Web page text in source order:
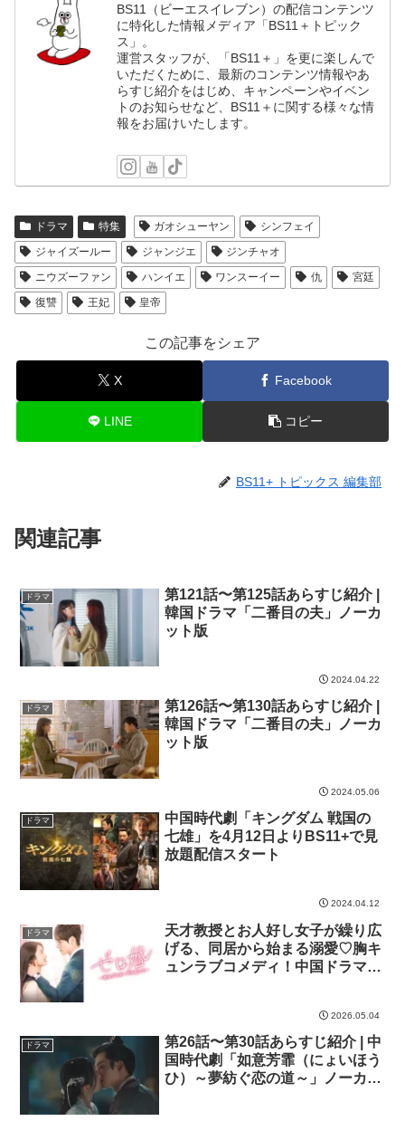
BS11（ビーエスイレブン）の配信コンテンツ
に特化した情報メディア「BS11＋トピック
ス」。
運営スタッフが、「BS11＋」を更に楽しんで
いただくために、最新のコンテンツ情報やあ
らすじ紹介をはじめ、キャンペーンやイベン
トのお知らせなど、BS11＋に関する様々な情
報をお届けいたします。
ドラマ 特集 ガオシューヤン
シンフェイ
ジャイズールー
ジャンジエ
ジンチャオ
ニウズーファン
ハンイエ ワンスーイー 仇
宮廷
復讐
王妃 皇帝
この記事をシェア
X Facebook
LINE コピー
BS11+ トピックス 編集部
関連記事
ドラマ
第121話〜第125話あらすじ紹介 |
韓国ドラマ「二番目の夫」ノーカ
ット版
2024.04.22
ドラマ
第126話〜第130話あらすじ紹介 |
韓国ドラマ「二番目の夫」ノーカ
ット版
2024.05.06
ドラマ
中国時代劇「キングダム 戦国の
七雄」を4月12日よりBS11+で見
放題配信スタート
2024.04.12
ドラマ
天才教授とお人好し女子が繰り広
げる、同居から始まる溺愛♡胸キ
ュンラブコメディ！中国ドラマ
2026.05.04
ドラマ
第26話〜第30話あらすじ紹介 | 中
国時代劇「如意芳霏（にょいほう
ひ）～夢紡ぐ恋の道～」ノーカッ